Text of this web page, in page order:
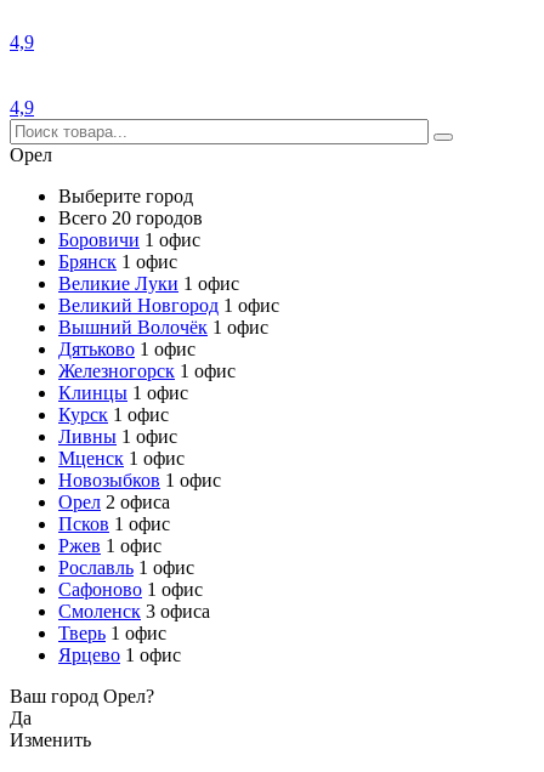
4,9
4,9
Орел
Выберите город
Всего 20 городов
Боровичи 1 офис
Брянск 1 офис
Великие Луки 1 офис
Великий Новгород 1 офис
Вышний Волочёк 1 офис
Дятьково 1 офис
Железногорск 1 офис
Клинцы 1 офис
Курск 1 офис
Ливны 1 офис
Мценск 1 офис
Новозыбков 1 офис
Орел 2 офиса
Псков 1 офис
Ржев 1 офис
Рославль 1 офис
Сафоново 1 офис
Смоленск 3 офиса
Тверь 1 офис
Ярцево 1 офис
Ваш город Орел?
Да
Изменить